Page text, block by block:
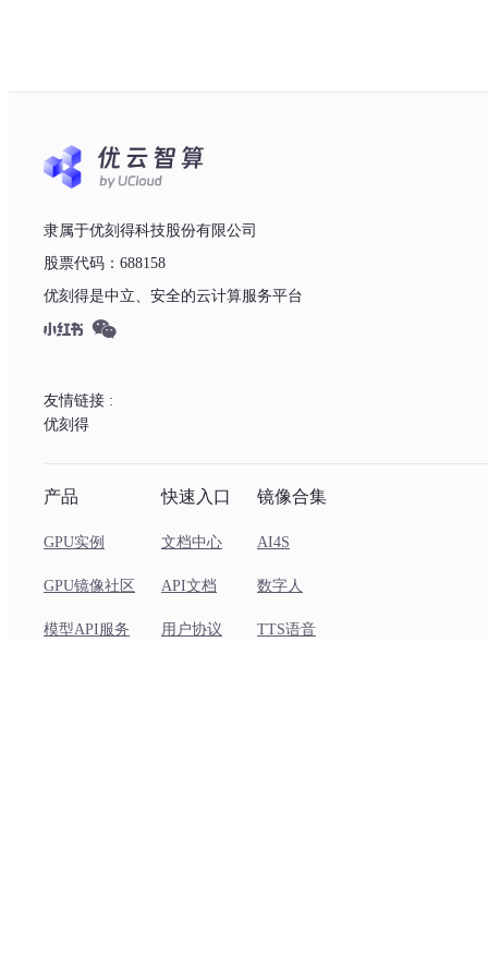
隶属于优刻得科技股份有限公司
股票代码：688158
优刻得是中立、安全的云计算服务平台
友情链接 :
优刻得
产品
GPU实例
GPU镜像社区
模型API服务
快速入口
文档中心
API文档
用户协议
镜像合集
AI4S
数字人
TTS语音